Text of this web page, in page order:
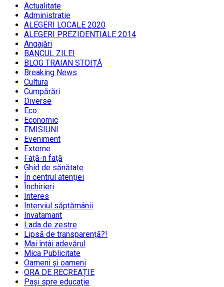
Actualitate
Administratie
ALEGERI LOCALE 2020
ALEGERI PREZIDENTIALE 2014
Angajări
BANCUL ZILEI
BLOG TRAIAN STOIȚĂ
Breaking News
Cultura
Cumpărări
Diverse
Eco
Economic
EMISIUNI
Eveniment
Externe
Faţă-n faţă
Ghid de sănătate
În centrul atenţiei
Închirieri
Interes
Interviul săptămânii
Invatamant
Lada de zestre
Lipsă de transparenţă?!
Mai întâi adevărul
Mica Publicitate
Oameni şi oameni
ORA DE RECREAȚIE
Paşi spre educaţie